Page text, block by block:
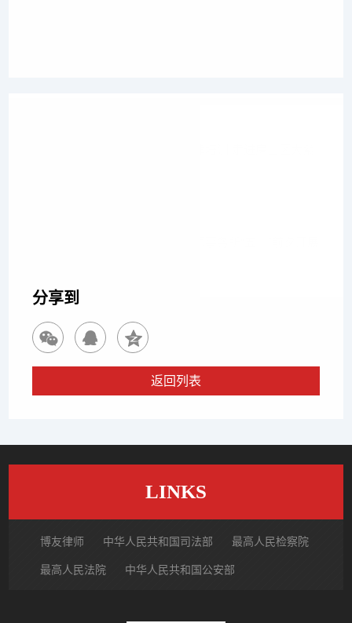
分享到
返回列表
LINKS
博友律师 中华人民共和国司法部 最高人民检察院
最高人民法院 中华人民共和国公安部